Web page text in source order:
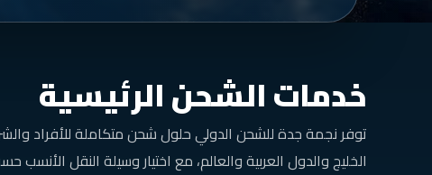
خدمات الشحن الرئيسية
توفر نجمة جدة للشحن الدولي حلول شحن متكاملة للأفراد
الخليج والدول العربية والعالم، مع اختيار وسيلة النقل الأنسب